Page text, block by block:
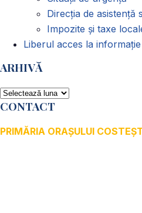
Direcția de asistență
Impozite și taxe
Liberul acces la informație
ARHIVĂ
ARHIVĂ
CONTACT
PRIMĂRIA ORAȘULUI